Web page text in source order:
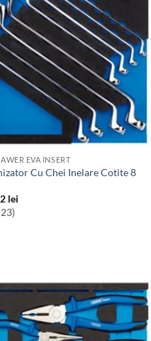
EVA INSERT
lei